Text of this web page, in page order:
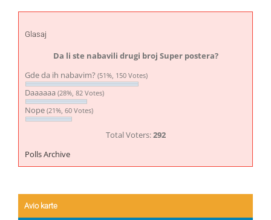
Glasaj
Da li ste nabavili drugi broj Super postera?
Gde da ih nabavim? (51%, 150 Votes)
Daaaaaa (28%, 82 Votes)
Nope (21%, 60 Votes)
Total Voters:292
Polls Archive
Avio karte